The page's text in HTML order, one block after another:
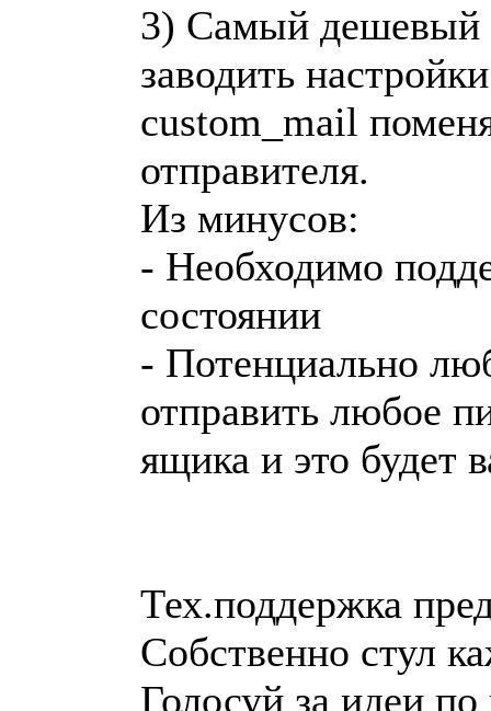
3) Самый дешевый
заводить
custom_mail
отправителя.
Из минусов:
- Необходимо
состоянии
- Потенциально
отправить любое
ящика и это будет
Тех.поддержка
Собственно стул
Голосуй за идеи